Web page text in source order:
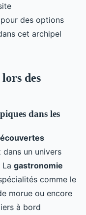
des options
cet archipel
des
dans les
dans un univers
gastronomie
comme le
morue ou encore
à bord